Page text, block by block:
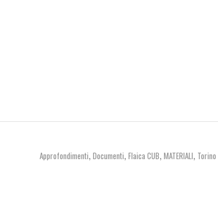
Approfondimenti, Documenti, Flaica CUB, MATERIALI, Torino